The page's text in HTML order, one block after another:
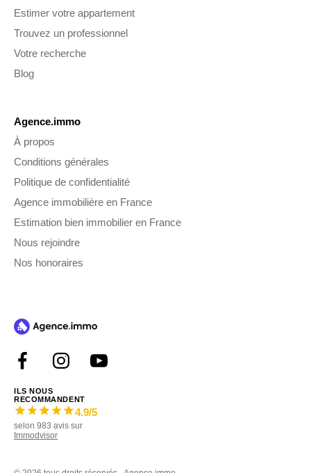
Estimer votre appartement
Trouvez un professionnel
Votre recherche
Blog
Agence.immo
À propos
Conditions générales
Politique de confidentialité
Agence immobilière en France
Estimation bien immobilier en France
Nous rejoindre
Nos honoraires
ILS NOUS
RECOMMANDENT
4.9/5
selon 983 avis sur
Immodvisor